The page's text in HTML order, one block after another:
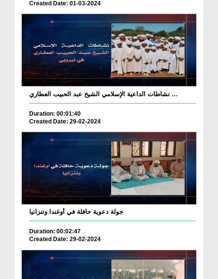
Created Date: 01-03-2024
نشاطات الداعية الإسلامي الشيخ عبد الحبيب العطاري ...
Duration: 00:01:40
Created Date: 29-02-2024
جولة دعوية حافلة في أوغندا وتنزانيا
Duration: 00:02:47
Created Date: 29-02-2024